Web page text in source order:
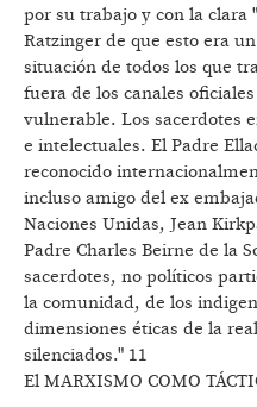
por su trabajo y con la clara
Ratzinger de que esto era
situación de todos los que
fuera de los canales
vulnerable. Los sacerdotes
e intelectuales. El Padre
reconocido
incluso amigo del ex
Naciones Unidas, Jean
Padre Charles Beirne de la
sacerdotes, no políticos
la comunidad, de los
dimensiones éticas de la
silenciados." 11
El MARXISMO COMO